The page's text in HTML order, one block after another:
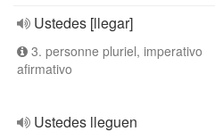
Ustedes [llegar]
3. personne pluriel, imperativo
afirmativo
Ustedes lleguen